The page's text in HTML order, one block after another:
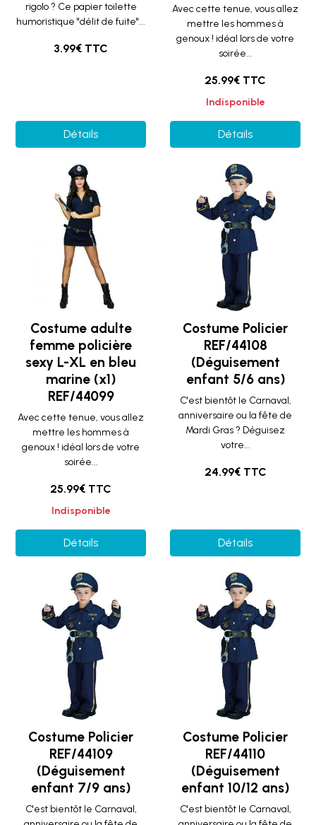
rigolo ? Ce papier toilette
humoristique "délit de fuite"...
3.99€ TTC
Détails
Avec cette tenue, vous allez
mettre les hommes à
genoux ! idéal lors de votre
soirée...
25.99€ TTC
Indisponible
Détails
Costume adulte
femme policière
sexy L-XL en bleu
marine (x1)
REF/44099
Avec cette tenue, vous allez
mettre les hommes à
genoux ! idéal lors de votre
soirée...
25.99€ TTC
Indisponible
Détails
Costume Policier
REF/44108
(Déguisement
enfant 5/6 ans)
C'est bientôt le Carnaval,
anniversaire ou la fête de
Mardi Gras ? Déguisez
votre...
24.99€ TTC
Détails
Costume Policier
REF/44109
(Déguisement
enfant 7/9 ans)
C'est bientôt le Carnaval,
Costume Policier
REF/44110
(Déguisement
enfant 10/12 ans)
C'est bientôt le Carnaval,